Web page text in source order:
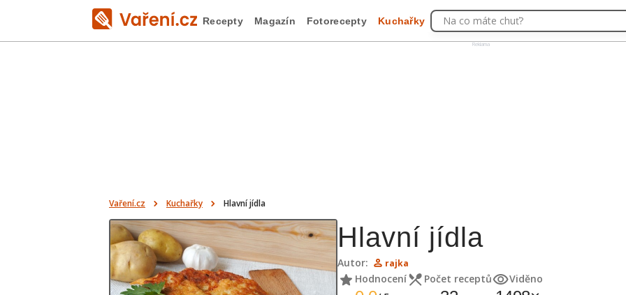
Reklama
Recepty Magazín Fotorecepty Kuchařky Na co máte chuť?
Vaření.cz Kuchařky Hlavní jídla
Hlavní jídla
Autor: rajka
Hodnocení Počet receptů Viděno